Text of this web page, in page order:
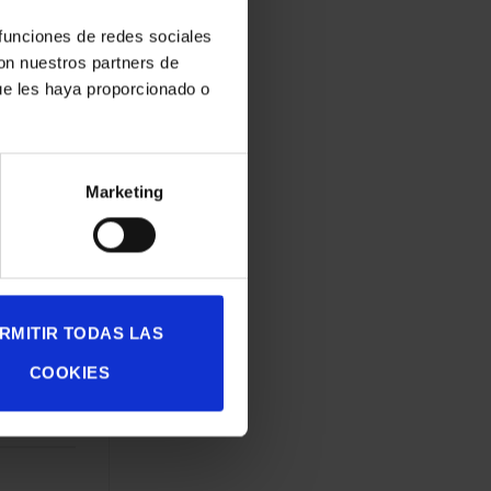
de redes sociales
nuestros partners de
les haya proporcionado o
Marketing
TODAS LAS
COOKIES
y el
del
en la
del
de la